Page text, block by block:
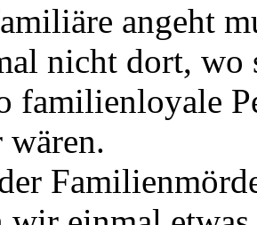
angeht
nicht dort, wo
familienloyale
wären.